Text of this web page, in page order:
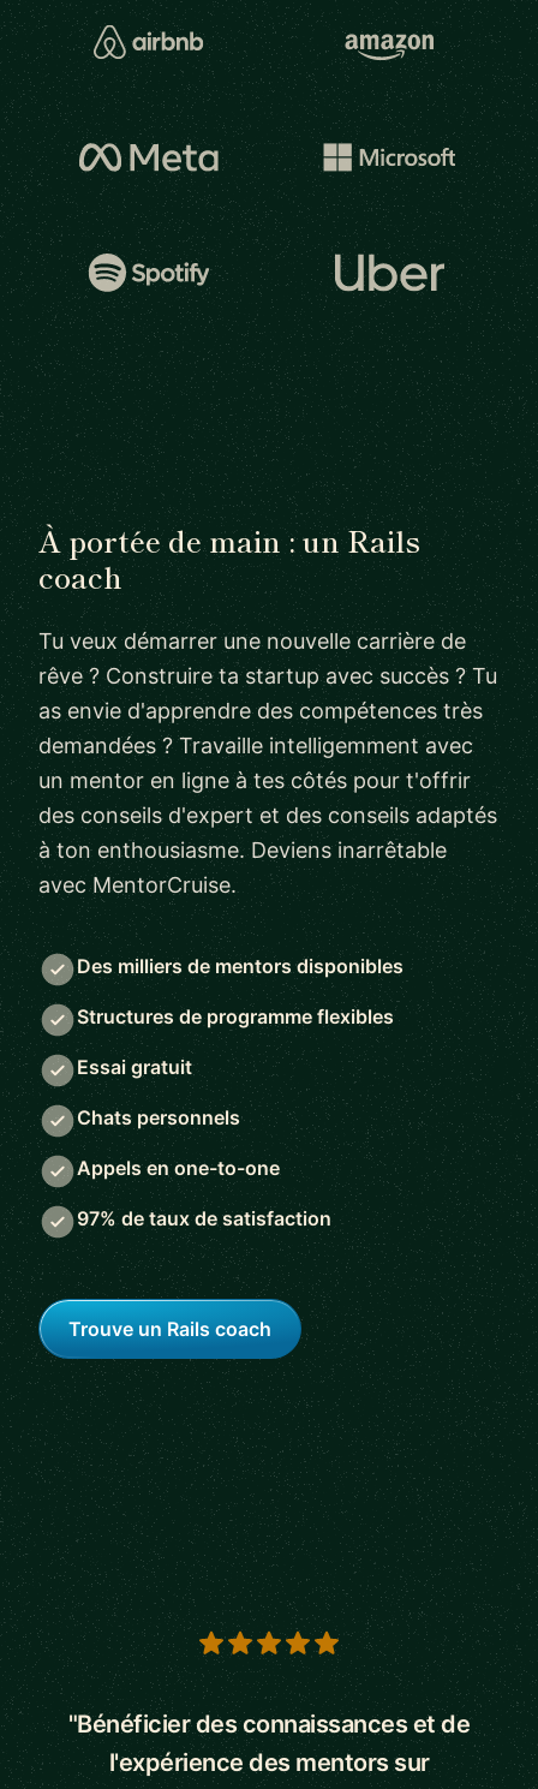
À portée de main : un Rails
coach
Tu veux démarrer une nouvelle carrière de
rêve ? Construire ta startup avec succès ? Tu
as envie d'apprendre des compétences très
demandées ? Travaille intelligemment avec
un mentor en ligne à tes côtés pour t'offrir
des conseils d'expert et des conseils adaptés
à ton enthousiasme. Deviens inarrêtable
avec MentorCruise.
Des milliers de mentors disponibles
Structures de programme flexibles
Essai gratuit
Chats personnels
Appels en one-to-one
97% de taux de satisfaction
Trouve un Rails coach
5 out of 5 stars
"Bénéficier des connaissances et de
l'expérience des mentors sur